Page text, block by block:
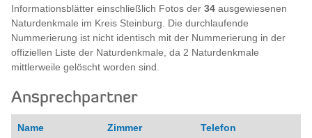
Informationsblätter einschließlich Fotos der 34 ausgewiesenen
Naturdenkmale im Kreis Steinburg. Die durchlaufende
Nummerierung ist nicht identisch mit der Nummerierung in der
offiziellen Liste der Naturdenkmale, da 2 Naturdenkmale
mittlerweile gelöscht worden sind.
Ansprechpartner
Name Zimmer Telefon